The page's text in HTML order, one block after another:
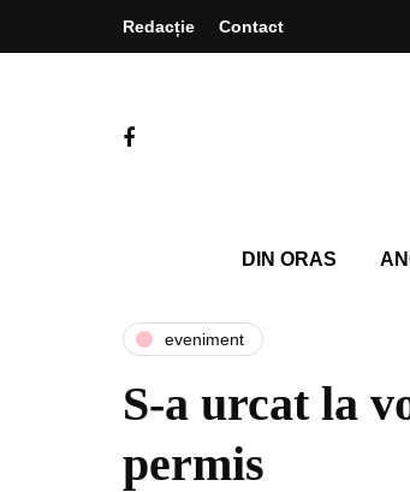
Redacție Contact
DIN ORAS
eveniment
S-a urcat la
permis